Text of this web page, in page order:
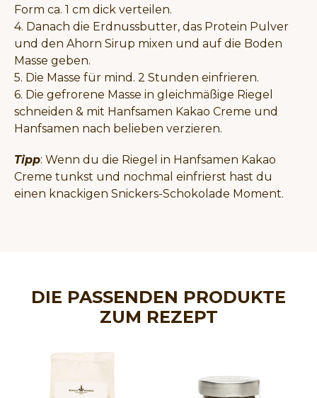
Form ca. 1 cm dick verteilen.
4. Danach die Erdnussbutter, das Protein Pulver
und den Ahorn Sirup mixen und auf die Boden
Masse geben.
5. Die Masse für mind. 2 Stunden einfrieren.
6. Die gefrorene Masse in gleichmäßige Riegel
schneiden & mit Hanfsamen Kakao Creme und
Hanfsamen nach belieben verzieren.
Tipp: Wenn du die Riegel in Hanfsamen Kakao
Creme tunkst und nochmal einfrierst hast du
einen knackigen Snickers-Schokolade Moment.
DIE PASSENDEN PRODUKTE
ZUM REZEPT